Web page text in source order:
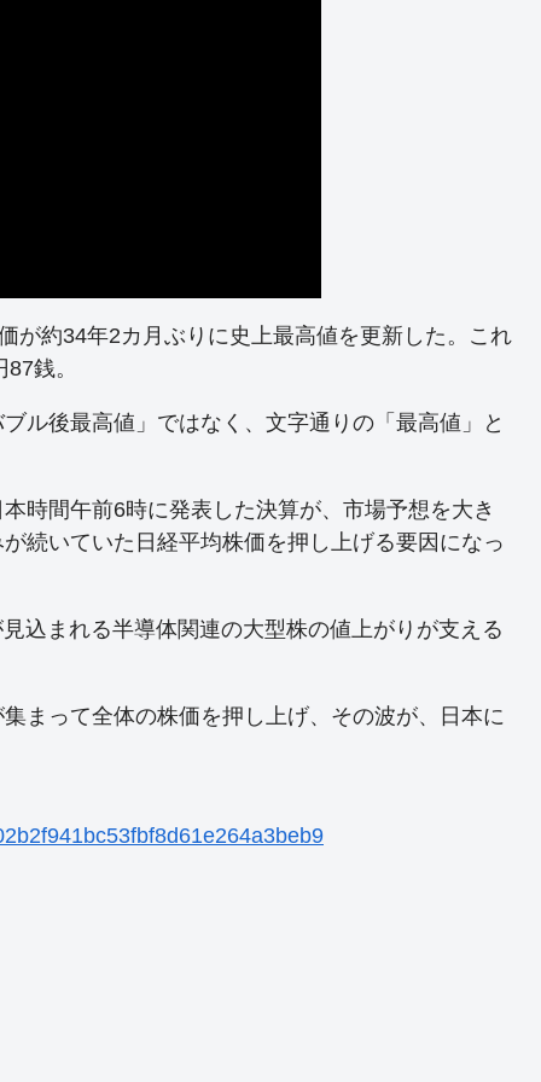
が約34年2カ月ぶりに史上最高値を更新した。これ
銭。
ル後最高値」ではなく、文字通りの「最高値」と
時間午前6時に発表した決算が、市場予想を大き
続いていた日経平均株価を押し上げる要因になっ
込まれる半導体関連の大型株の値上がりが支える
まって全体の株価を押し上げ、その波が、日本に